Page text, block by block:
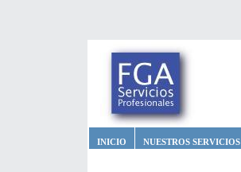
INICIO NUESTROS SERVICIOS